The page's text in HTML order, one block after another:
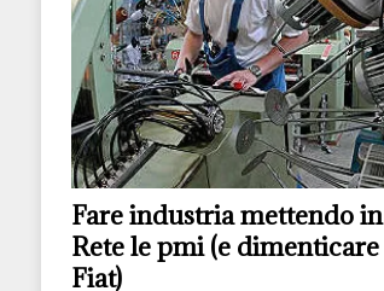
[ 7 Febbraio 2020 ]
viveva nel futuro
Fare industria mettendo in
Rete le pmi (e dimenticare
Fiat)